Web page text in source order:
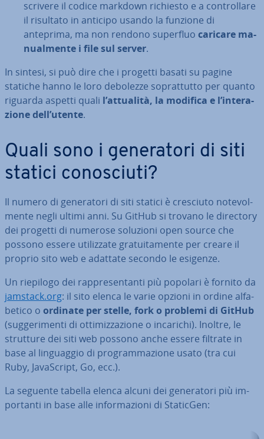
scrivere il codice markdown richiesto e a con­trol­la­re
il risultato in anticipo usando la funzione di
anteprima, ma non rendono superfluo caricare ma­
nual­men­te i file sul server.
In sintesi, si può dire che i progetti basati su pagine
statiche hanno le loro debolezze so­prat­tut­to per quanto
riguarda aspetti quali l’attualità, la modifica e l’in­te­ra­
zio­ne dell’utente.
Quali sono i ge­ne­ra­to­ri di siti
statici co­no­sciu­ti?
Il numero di ge­ne­ra­to­ri di siti statici è cresciuto no­te­vol­
men­te negli ultimi anni. Su GitHub si trovano le directory
dei progetti di numerose soluzioni open source che
possono essere uti­liz­za­te gra­tui­ta­men­te per creare il
proprio sito web e adattate secondo le esigenze.
Un riepilogo dei rap­pre­sen­tan­ti più popolari è fornito da
jamstack.org: il sito elenca le varie opzioni in ordine al­fa­
be­ti­co o ordinate per stelle, fork o problemi di GitHub
(sug­ge­ri­men­ti di ot­ti­miz­za­zio­ne o incarichi). Inoltre, le
strutture dei siti web possono anche essere filtrate in
base al lin­guag­gio di pro­gram­ma­zio­ne usato (tra cui
Ruby, Ja­va­Script, Go, ecc.).
La seguente tabella elenca alcuni dei ge­ne­ra­to­ri più im­
por­tan­ti in base alle in­for­ma­zio­ni di StaticGen: